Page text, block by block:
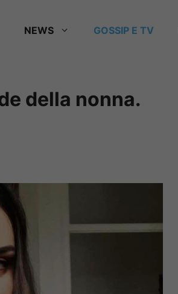
NEWS GOSSIP E TV
della nonna.